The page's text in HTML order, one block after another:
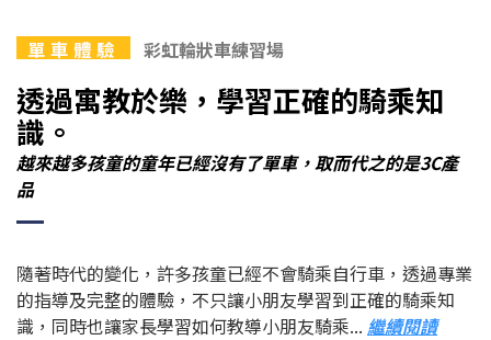
單 車 體 驗 彩虹輪狀車練習場
透過寓教於樂，學習正確的騎乘知
識。
越來越多孩童的童年已經沒有了單車，取而代之的是3C產
品
隨著時代的變化，許多孩童已經不會騎乘自行車，透過專業
的指導及完整的體驗，不只讓小朋友學習到正確的騎乘知
識，同時也讓家長學習如何教導小朋友騎乘... 繼續閱讀